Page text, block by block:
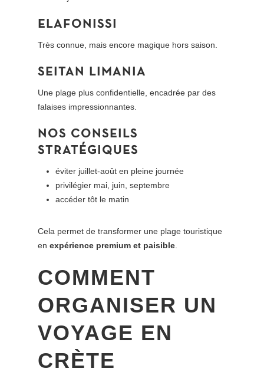
ELAFONISSI
Très connue, mais encore magique hors saison.
SEITAN LIMANIA
Une plage plus confidentielle, encadrée par des
falaises impressionnantes.
NOS CONSEILS
STRATÉGIQUES
éviter juillet-août en pleine journée
privilégier mai, juin, septembre
accéder tôt le matin
Cela permet de transformer une plage touristique
enexpérience premium et paisible
COMMENT
ORGANISER UN
VOYAGE EN
CRÈTE